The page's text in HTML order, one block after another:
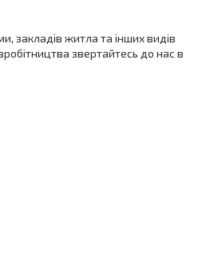
закладів житла та інших видів
звертайтесь до нас в